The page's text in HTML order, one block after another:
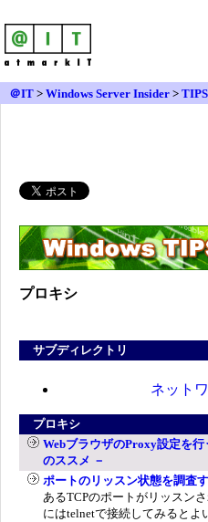
＠IT > Windows Server Insider >
ネット
プロキシ
サブディレクトリ
ネット
プロキシ
WebブラウザのProxy設定を
のススメ －
ポートのリッスン状態を調査
あるTCPのポートがリッスン
にはtelnetで接続してみるとよ